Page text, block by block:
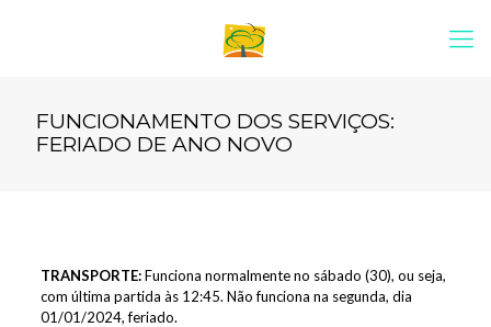
FUNCIONAMENTO DOS SERVIÇOS:
FERIADO DE ANO NOVO
TRANSPORTE:Funciona normalmente no sábado (30), ou seja,
com última partida às 12:45. Não funciona na segunda, dia
01/01/2024, feriado.